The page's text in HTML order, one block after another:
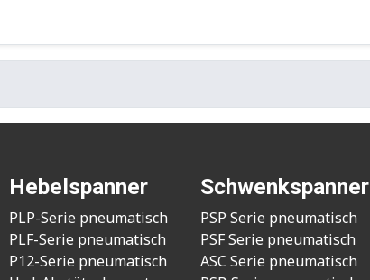
Hebelspanner
PLP-Serie pneumatisch
PLF-Serie pneumatisch
P12-Serie pneumatisch
Schwenkspanner
PSP Serie pneumatisch
PSF Serie pneumatisch
ASC Serie pneumatisch